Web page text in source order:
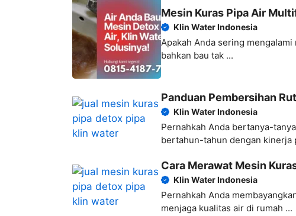
Mesin Kuras Pipa Air
Klin Water Indonesia
Apakah Anda sering
bahkan bau tak ...
Panduan Pembersihan
Klin Water Indonesia
Pernahkah Anda bertanya-
bertahun-tahun dengan kinerja
Cara Merawat Mesin
Klin Water Indonesia
Pernahkah Anda
menjaga kualitas air di rumah ...